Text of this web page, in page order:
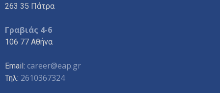
263 35 Πάτρα
Γραβιάς 4-6
106 77 Αθήνα
Email: career@eap.gr
Τηλ: 2610367324